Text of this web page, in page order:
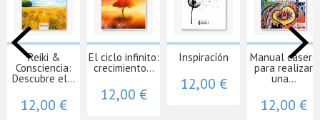
Reiki &
Consciencia:
Descubre el...
12,00 €
El ciclo infinito:
crecimiento...
12,00 €
Inspiración
12,00 €
Manual casero
para realizar
una...
12,00 €